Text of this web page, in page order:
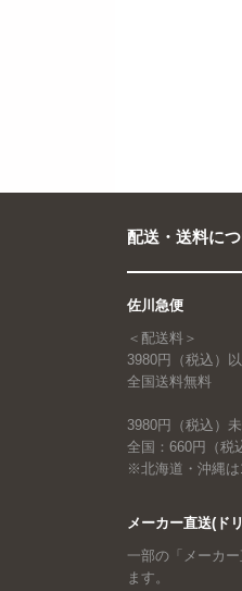
配送・送料に
佐川急便
＜配送料＞
3980円（税込）
全国送料無料
3980円（税込）
全国：660円（税
※北海道・沖縄は
メーカー直送(ド
一部の「メーカ
ます。